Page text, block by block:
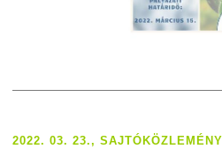
2022. 03. 23., SAJTÓKÖZLEMÉNY